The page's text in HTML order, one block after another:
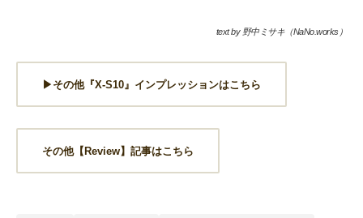
text by 野中ミサキ（NaNo.works）
▶︎その他『X-S10』インプレッションはこちら
その他【Review】記事はこちら